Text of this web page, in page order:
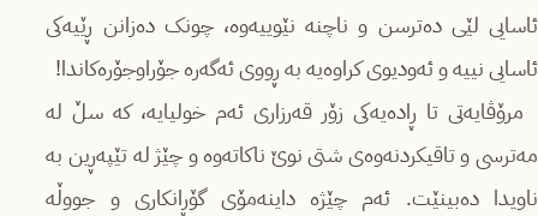
ئاسایی لێی دەترسن و ناچنە نێوییەوە، چونک دەزانن ڕێیەکی
ئاسایی نییە و ئەودیوی کراوەیە بە ڕووی ئەگەرە جۆراوجۆرەکاندا!
مرۆڤایەتی تا ڕادەیەکی زۆر قەرزاری ئەم خولیایە، کە سڵ لە
مەترسی و تاقیکردنەوەی شتی نوێ ناکاتەوە و چێژ لە تێپەڕین بە
ناویدا دەبینێت. ئەم چێژە داینەمۆی گۆڕانکاری و جووڵە